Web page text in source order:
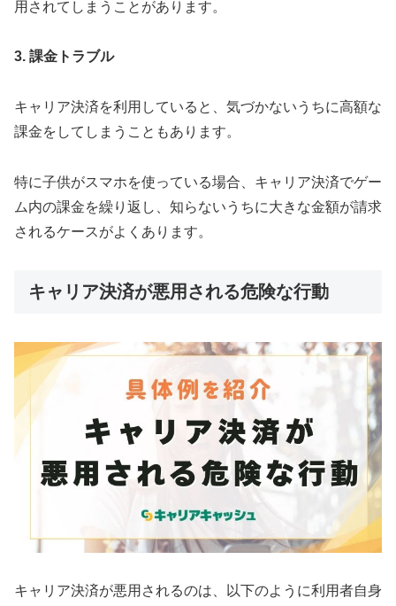
用されてしまうことがあります。
3. 課金トラブル
キャリア決済を利用していると、気づかないうちに高額な
課金をしてしまうこともあります。
特に子供がスマホを使っている場合、キャリア決済でゲー
ム内の課金を繰り返し、知らないうちに大きな金額が請求
されるケースがよくあります。
キャリア決済が悪用される危険な行動
キャリア決済が悪用されるのは、以下のように利用者自身